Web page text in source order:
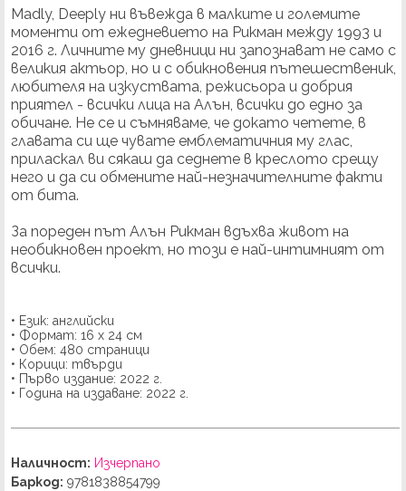
Madly, Deeply ни въвежда в малките и големите
моменти от ежедневието на Рикман между 1993 и
2016 г. Личните му дневници ни запознават не само с
великия актьор, но и с обикновения пътешественик,
любителя на изкуствата, режисьора и добрия
приятел - всички лица на Алън, всички до едно за
обичане. Не се и съмняваме, че докато четете, в
главата си ще чувате емблематичния му глас,
приласкал ви сякаш да седнете в креслото срещу
него и да си обмените най-незначителните факти
от бита.
За пореден път Алън Рикман вдъхва живот на
необикновен проект, но този е най-интимният от
всички.
• Език: английски
• Формат: 16 х 24 см
• Обем: 480 страници
• Корици: твърди
• Първо издание: 2022 г.
• Година на издаване: 2022 г.
Наличност: Изчерпано
Баркод: 9781838854799